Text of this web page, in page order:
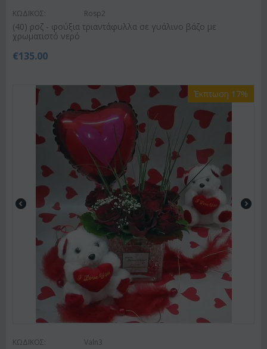
ΚΩΔΙΚΟΣ: Rosp2
(40) ροζ - φούξια τριαντάφυλλα σε γυάλινο βάζο με
χρωματιστό νερό
€135.00
Έκπτωση 17%
ΚΩΔΙΚΟΣ: Valn3